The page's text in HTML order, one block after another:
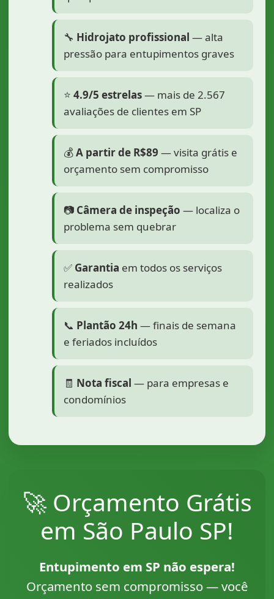
🔧 Hidrojato profissional — alta
pressão para entupimentos graves
⭐4.9/5 estrelas— mais de 2.567
avaliações de clientes em SP
💰A partir de R$89 — visita grátis e
orçamento sem compromisso
📷 Câmera de inspeção — localiza o
problema sem quebrar
✅ Garantia em todos os serviços
realizados
📞 Plantão 24h — finais de semana
e feriados incluídos
🧾 Nota fiscal — para empresas e
condomínios
🚀 Orçamento Grátis
em São Paulo SP!
Entupimento em SP não espera!
Orçamento sem compromisso — você